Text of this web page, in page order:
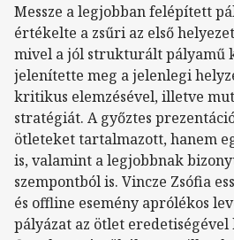
Messze a legjobban felépített
értékelte a zsűri az első
mivel a jól strukturált pályamű
jelenítette meg a jelenlegi
kritikus elemzésével, illetve
stratégiát. A győztes
ötleteket tartalmazott, hanem
is, valamint a legjobbnak
szempontból is. Vincze Zsófia
és offline esemény aprólékos
pályázat az ötlet